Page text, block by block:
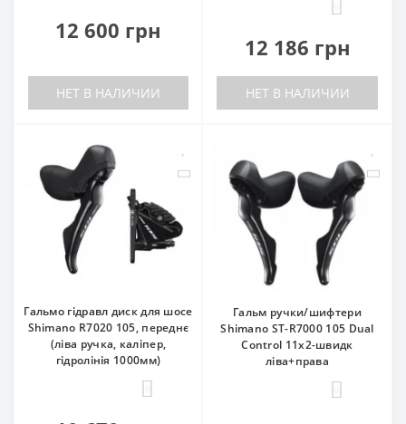
12 600 грн
НЕТ В НАЛИЧИИ
12 186 грн
НЕТ В НАЛИЧИИ
Гальмо гідравл диск для шосе
Shimano R7020 105, переднє
(ліва ручка, каліпер,
гідролінія 1000мм)
Гальм ручки/шифтери
Shimano ST-R7000 105 Dual
Control 11x2-швидк
ліва+права